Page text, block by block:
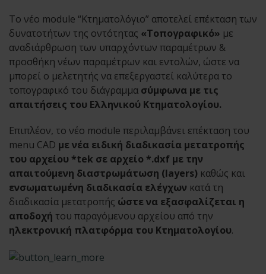
Το νέο module “Κτηματολόγιο” αποτελεί επέκταση των
δυνατοτήτων της οντότητας «Τοπογραφικό» με
αναδιάρθρωση των υπαρχόντων παραμέτρων &
προσθήκη νέων παραμέτρων και εντολών, ώστε να
μπορεί ο μελετητής να επεξεργαστεί καλύτερα το
τοπογραφικό του διάγραμμα σύμφωνα με τις
απαιτήσεις του Ελληνικού Κτηματολογίου.
Επιπλέον, το νέο module περιλαμβάνει επέκταση του
menu CAD με νέα ειδική διαδικασία μετατροπής
του αρχείου *tek σε αρχείο *.dxf με την
απαιτούμενη διαστρωμάτωση (layers) καθώς και
ενσωματωμένη διαδικασία ελέγχων κατά τη
διαδικασία μετατροπής ώστε να εξασφαλίζεται η
αποδοχή του παραγόμενου αρχείου από την
ηλεκτρονική πλατφόρμα του Κτηματολογίου.